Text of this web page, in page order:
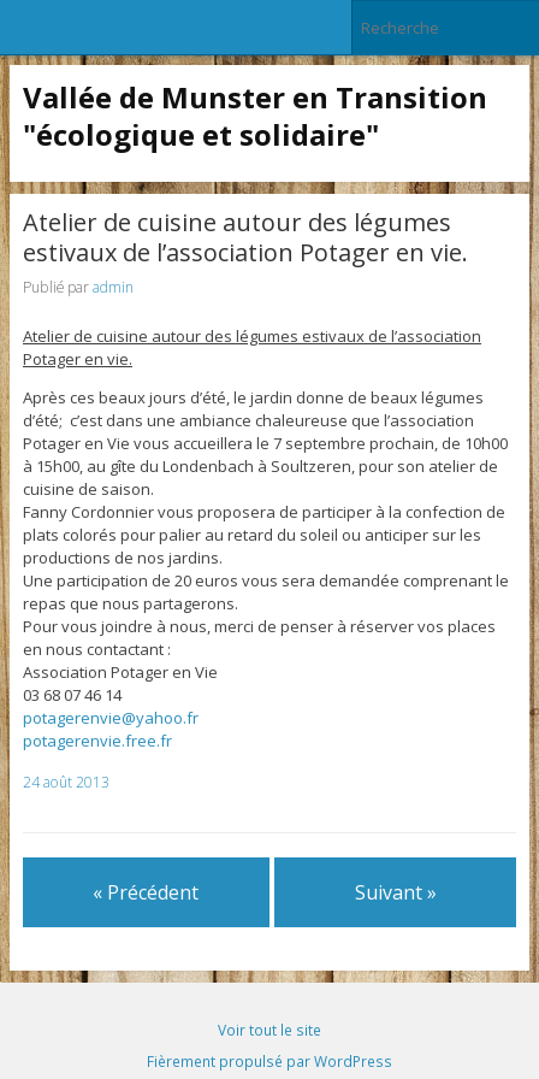
Vallée de Munster en Transition
"écologique et solidaire"
Atelier de cuisine autour des légumes
estivaux de l’association Potager en vie.
Publié paradmin
Atelier de cuisine autour des légumes estivaux de l’association
Potager en vie.
Après ces beaux jours d’été, le jardin donne de beaux légumes
d’été; c’est dans une ambiance chaleureuse que l’association
Potager en Vie vous accueillera le 7 septembre prochain, de 10h00
à 15h00, au gîte du Londenbach à Soultzeren, pour son atelier de
cuisine de saison.
Fanny Cordonnier vous proposera de participer à la confection de
plats colorés pour palier au retard du soleil ou anticiper sur les
productions de nos jardins.
Une participation de 20 euros vous sera demandée comprenant le
repas que nous partagerons.
Pour vous joindre à nous, merci de penser à réserver vos places
en nous contactant :
Association Potager en Vie
03 68 07 46 14
potagerenvie@yahoo.fr
potagerenvie.free.fr
24 août 2013
« Précédent Suivant »
Voir tout le site
Fièrement propulsé par WordPress